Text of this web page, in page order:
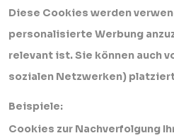
Diese Cookies werden
personalisierte Werbung
relevant ist. Sie können auch
sozialen Netzwerken)
Beispiele:
Cookies zur Nachverfolgung